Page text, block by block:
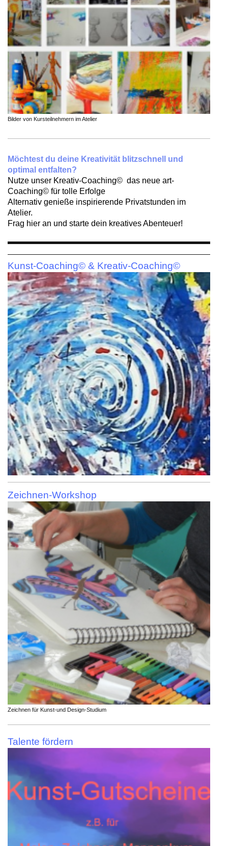
Bilder von Kursteilnehmern im Atelier
Möchtest du deine Kreativität blitzschnell und
optimal entfalten?
Nutze unser Kreativ-Coaching© das neue art-
Coaching© für tolle Erfolge
Alternativ genieße inspirierende Privatstunden im
Atelier.
Frag hier an und starte dein kreatives Abenteuer!
Kunst-Coaching© & Kreativ-Coaching©
Zeichnen-Workshop
Zeichnen für Kunst-und Design-Studium
Talente fördern